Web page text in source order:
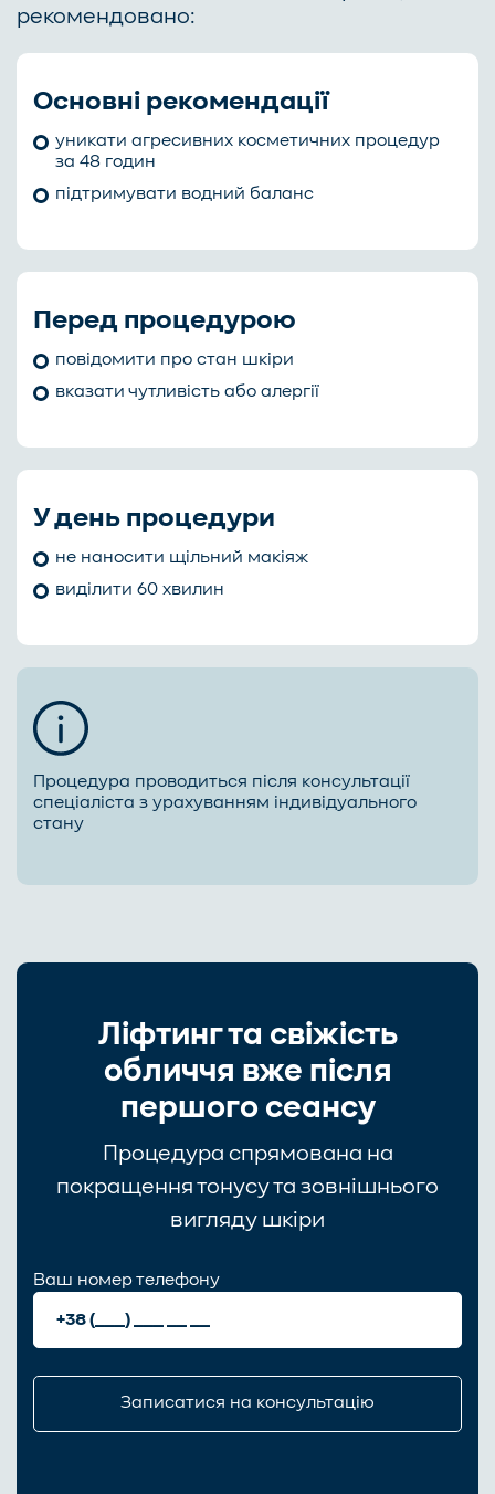
рекомендовано:
Основні рекомендації
уникати агресивних косметичних процедур
за 48 годин
підтримувати водний баланс
Перед процедурою
повідомити про стан шкіри
вказати чутливість або алергії
У день процедури
не наносити щільний макіяж
виділити 60 хвилин
Процедура проводиться після консультації
спеціаліста з урахуванням індивідуального
стану
Ліфтинг та свіжість
обличчя вже після
першого сеансу
Процедура спрямована на
покращення тонусу та зовнішнього
вигляду шкіри
Ваш номер телефону